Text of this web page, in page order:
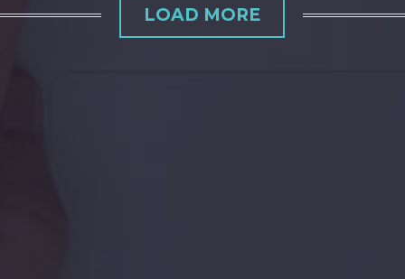
LOAD MORE